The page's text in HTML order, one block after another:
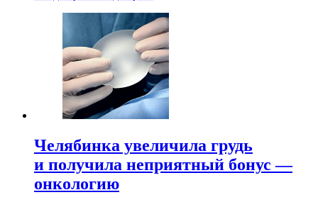
Челябинка увеличила грудь
и получила неприятный бонус —
онкологию